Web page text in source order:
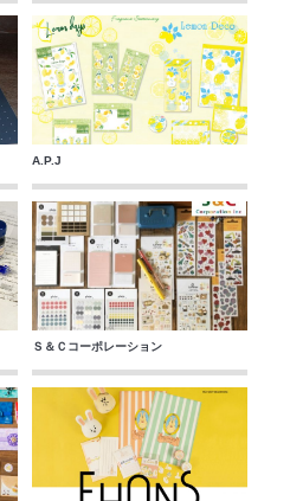
A.P.J
Ｓ＆Ｃコーポレーション